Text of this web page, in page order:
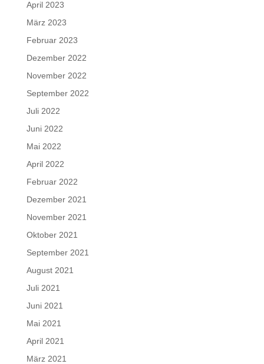
April 2023
März 2023
Februar 2023
Dezember 2022
November 2022
September 2022
Juli 2022
Juni 2022
Mai 2022
April 2022
Februar 2022
Dezember 2021
November 2021
Oktober 2021
September 2021
August 2021
Juli 2021
Juni 2021
Mai 2021
April 2021
März 2021